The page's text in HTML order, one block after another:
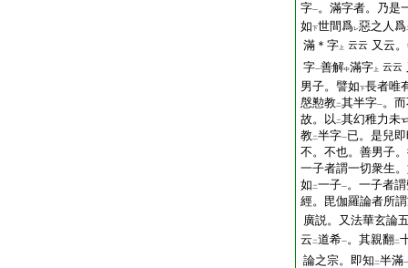
字一。滿字者。乃是
如下世間爲レ惡之人爲
滿＊字 上 云云 又云
字一善解中滿字 上 云云
男子。譬如下長者唯
慇懃教二其半字一。
故。以 二其幻稚力未
教二半字一已。是兒
不。不也。善男子
一子者謂一切衆生
如 二一子一。一子者
經。毘伽羅論者所
廣説。又法華玄論
云 二道希一。其親翻二
論之宗。即知 二半滿一